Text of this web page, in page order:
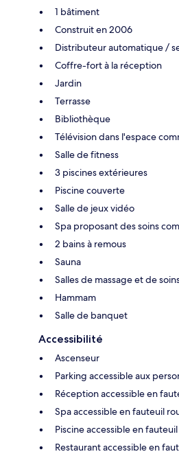
1 bâtiment
Construit en 2006
Distributeur automatique /
Coffre-fort à la réception
Jardin
Terrasse
Bibliothèque
Télévision dans l'espace
Salle de fitness
3 piscines extérieures
Piscine couverte
Salle de jeux vidéo
Spa proposant des soins
2 bains à remous
Sauna
Salles de massage et de
Hammam
Salle de banquet
Accessibilité
Ascenseur
Parking accessible aux
Réception accessible en
Spa accessible en fauteuil
Piscine accessible en
Restaurant accessible en